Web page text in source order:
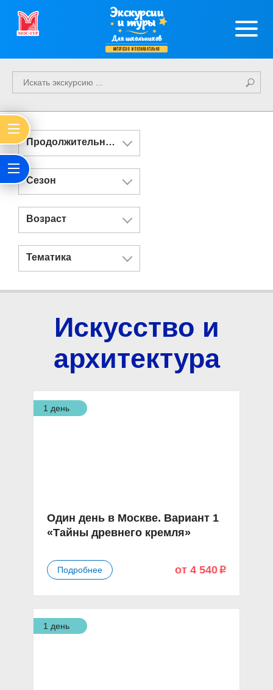
Экскурсии
и туры
Для школьников
интересно и познавательно
Продолжительность
Сезон
Возраст
Тематика
Искусство и
архитектура
1 день
Один день в Москве. Вариант 1
«Тайны древнего кремля»
Подробнее от 4 540 p
1 день